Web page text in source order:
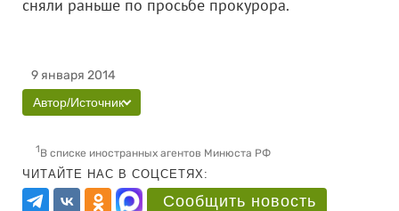
сняли раньше по просьбе прокурора.
9 января 2014
Автор/Источник
1В списке иностранных агентов Минюста РФ
ЧИТАЙТЕ НАС В СОЦСЕТЯХ:
Сообщить новость